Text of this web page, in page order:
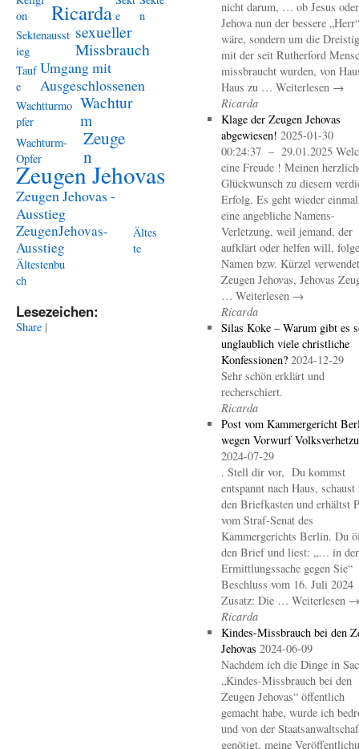
on
Ricarda e
n
Sektenausst
ieg
sexueller
Missbrauch
Tauf
e
Umgang mit
Ausgeschlossenen
Wachtturmo
pfer
Wachtur
m
Wachturm-
Opfer
Zeuge
n
Zeugen Jehovas
Zeugen Jehovas -
Ausstieg
ZeugenJehovas-
Ausstieg
Ältes
te
Ältestenbu
ch
Lesezeichen:
Share |
nicht darum, … ob Jesus oder
Jehova nun der bessere „Herr“
wäre, sondern um die
mit der seit Rutherford
missbraucht wurden, von
Haus zu … Weiterlesen →
Ricarda
Klage der Zeugen Jehovas
abgewiesen! 2025-01-30
00:24:37 – 29.01.2025
eine Freude ! Meinen
Glückwunsch zu diesem
Erfolg. Es geht wieder
eine angebliche Namens-
Verletzung, weil jemand, der
aufklärt oder helfen will,
Namen bzw. Kürzel
Zeugen Jehovas, Jehovas
… Weiterlesen →
Ricarda
Silas Koke – Warum gibt es
unglaublich viele christliche
Konfessionen? 2024-12-29
Sehr schön erklärt und
recherschiert.
Ricarda
Post vom Kammergericht
wegen Vorwurf
2024-07-29
. Stell dir vor, Du kommst
entspannt nach Haus, schaust
den Briefkasten und erhältst
vom Straf-Senat des
Kammergerichts Berlin. Du
den Brief und liest: „… in der
Ermittlungssache gegen Sie“
Beschluss vom 16. Juli 2024
Zusatz: Die … Weiterlesen →
Ricarda
Kindes-Missbrauch bei den
Jehovas 2024-06-09
Nachdem ich die Dinge in
„Kindes-Missbrauch bei den
Zeugen Jehovas“ öffentlich
gemacht habe, wurde ich
und von der
genötigt, meine